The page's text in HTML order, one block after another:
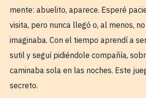
mente: abuelito, aparece. Esperé
visita, pero nunca llegó o, al menos,
imaginaba. Con el tiempo aprendí a
sutil y seguí pidiéndole compañía,
caminaba sola en las noches. Este
secreto.